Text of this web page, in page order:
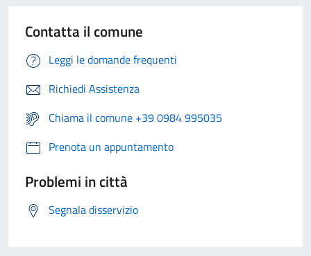
Contatta il comune
Leggi le domande frequenti
Richiedi Assistenza
Chiama il comune +39 0984 995035
Prenota un appuntamento
Problemi in città
Segnala disservizio